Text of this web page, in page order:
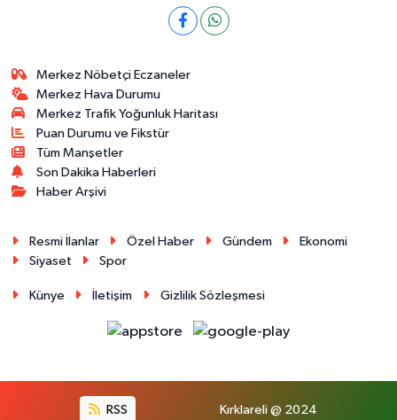
Merkez Nöbetçi Eczaneler
Merkez Hava Durumu
Merkez Trafik Yoğunluk Haritası
Puan Durumu ve Fikstür
Tüm Manşetler
Son Dakika Haberleri
Haber Arşivi
Resmi İlanlar Özel Haber Gündem
Ekonomi
Siyaset
Spor
Künye İletişim Gizlilik Sözleşmesi
RSS Kırklareli @ 2024